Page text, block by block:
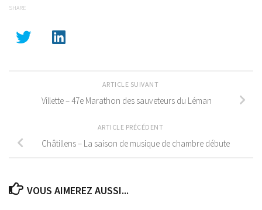
SHARE
ARTICLE SUIVANT
Villette – 47e Marathon des sauveteurs du Léman
ARTICLE PRÉCÉDENT
Châtillens – La saison de musique de chambre débute
VOUS AIMEREZ AUSSI...